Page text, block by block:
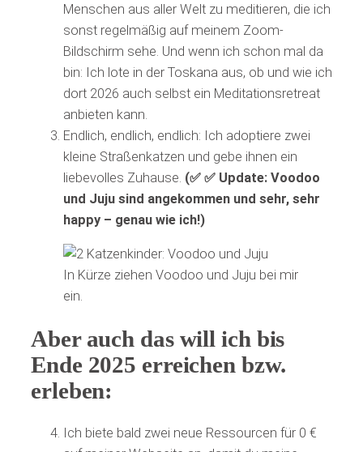
Menschen aus aller Welt zu meditieren, die ich
sonst regelmäßig auf meinem Zoom-
Bildschirm sehe. Und wenn ich schon mal da
bin: Ich lote in der Toskana aus, ob und wie ich
dort 2026 auch selbst ein Meditationsretreat
anbieten kann.
Endlich, endlich, endlich: Ich adoptiere zwei
kleine Straßenkatzen und gebe ihnen ein
liebevolles Zuhause. (✅ ✅ Update: Voodoo
und Juju sind angekommen und sehr, sehr
happy – genau wie ich!)
In Kürze ziehen Voodoo und Juju bei mir
ein.
Aber auch das will ich bis
Ende 2025 erreichen bzw.
erleben:
Ich biete bald zwei neue Ressourcen für 0 €